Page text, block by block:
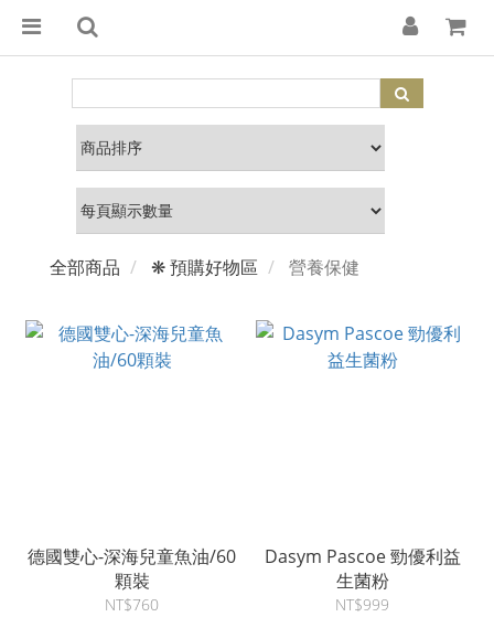
全部商品 ❋ 預購好物區 營養保健
德國雙心-深海兒童魚油/60
顆裝
NT$760
Dasym Pascoe 勁優利益
生菌粉
NT$999